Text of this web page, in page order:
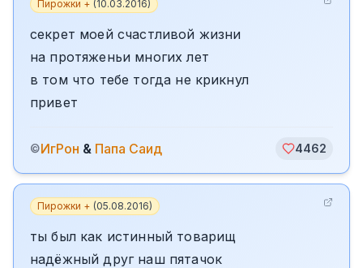
Пирожки + (10.03.2016)
секрет моей счастливой жизни
на протяженьи многих лет
в том что тебе тогда не крикнул
привет
©ИгРон & Папа Саид 4462
Пирожки + (05.08.2016)
ты был как истинный товарищ
надёжный друг наш пятачок